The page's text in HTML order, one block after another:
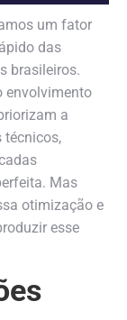
um fator
das
brasileiros.
envolvimento
a
técnicos,
Mas
otimização e
esse